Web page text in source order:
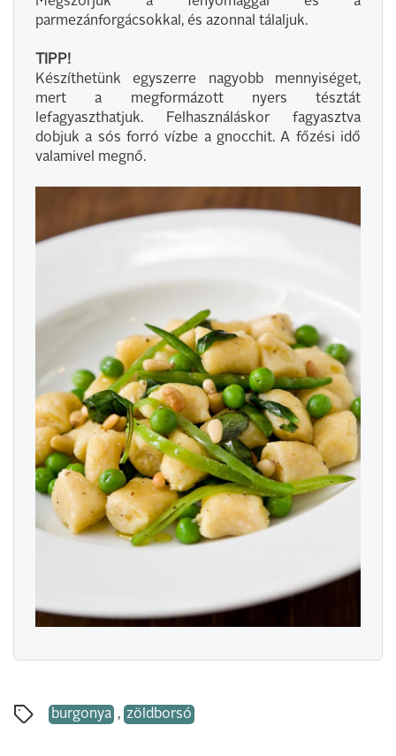
parmezánforgácsokkal, és azonnal tálaljuk.
TIPP!
Készíthetünk egyszerre nagyobb mennyiséget,
mert a megformázott nyers tésztát
lefagyaszthatjuk. Felhasználáskor fagyasztva
dobjuk a sós forró vízbe a gnocchit. A főzési idő
valamivel megnő.
burgonya , zöldborsó